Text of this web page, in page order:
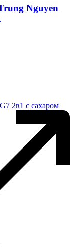
Nguyen